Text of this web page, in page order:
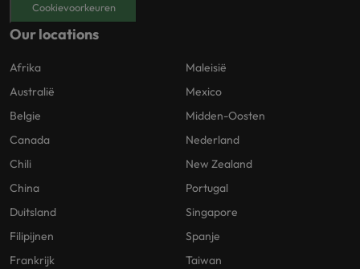
Cookievoorkeuren
Our locations
Afrika
Australië
Belgie
Canada
Chili
China
Duitsland
Filipijnen
Frankrijk
Maleisië
Mexico
Midden-Oosten
Nederland
New Zealand
Portugal
Singapore
Spanje
Taiwan